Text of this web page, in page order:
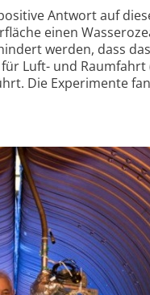
Antwort auf
einen
werden, dass
Luft- und Raumfahrt
Die Experimente